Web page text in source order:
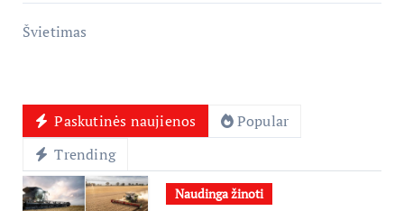
Švietimas
Paskutinės naujienos
Popular
Trending
Naudinga žinoti